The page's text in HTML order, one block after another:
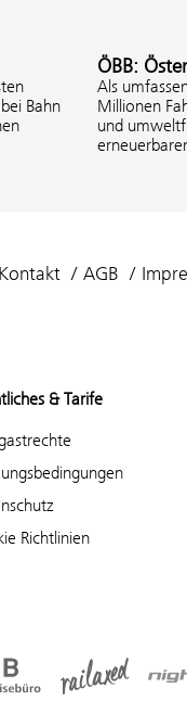
Bahn
ÖBB:
Als
Millionen
und
Kontakt AGB
& Tarife
Richtlinien